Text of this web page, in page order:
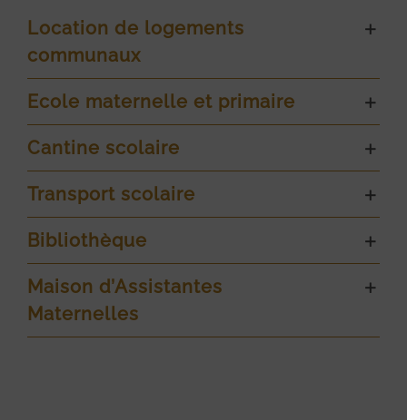
Location de logements
communaux
Ecole maternelle et primaire
Cantine scolaire
Transport scolaire
Bibliothèque
Maison d’Assistantes
Maternelles